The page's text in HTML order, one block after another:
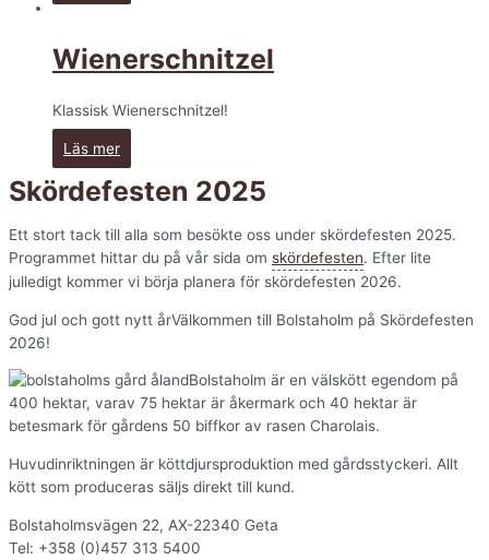
Wienerschnitzel
Klassisk Wienerschnitzel!
Läs mer
Skördefesten 2025
Ett stort tack till alla som besökte oss under skördefesten 2025.
Programmet hittar du på vår sida om skördefesten. Efter lite
julledigt kommer vi börja planera för skördefesten 2026.
God jul och gott nytt årVälkommen till Bolstaholm på Skördefesten
2026!
Bolstaholm är en välskött egendom på
400 hektar, varav 75 hektar är åkermark och 40 hektar är
betesmark för gårdens 50 biffkor av rasen Charolais.
Huvudinriktningen är köttdjursproduktion med gårdsstyckeri. Allt
kött som produceras säljs direkt till kund.
Bolstaholmsvägen 22, AX-22340 Geta
Tel: +358 (0)457 313 5400